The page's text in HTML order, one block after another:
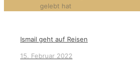
gelebt hat
Ismail geht auf Reisen
15. Februar 2022